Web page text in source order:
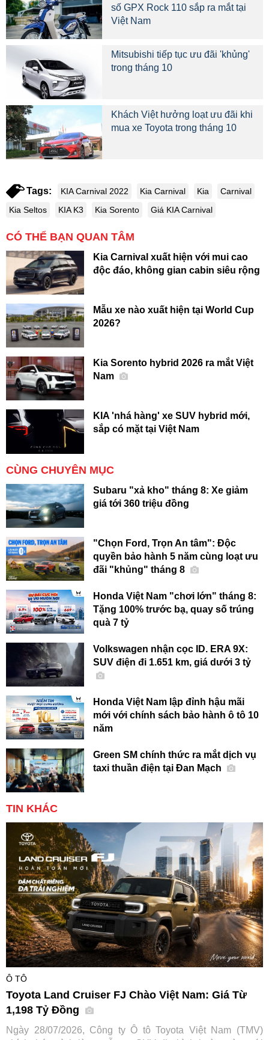
số GPX Rock 110 sắp ra mắt tại
Việt Nam
Mitsubishi tiếp tục ưu đãi 'khủng'
trong tháng 10
Khách Việt hưởng loạt ưu đãi khi
mua xe Toyota trong tháng 10
Tags: KIA Carnival 2022 Kia Carnival Kia
Carnival
Kia Seltos
KIA K3 Kia Sorento Giá KIA Carnival
CÓ THỂ BẠN QUAN TÂM
Kia Carnival xuất hiện với mui cao
độc đáo, không gian cabin siêu rộng
Mẫu xe nào xuất hiện tại World Cup
2026?
Kia Sorento hybrid 2026 ra mắt Việt
Nam
KIA 'nhá hàng' xe SUV hybrid mới,
sắp có mặt tại Việt Nam
CÙNG CHUYÊN MỤC
Subaru "xả kho" tháng 8: Xe giảm
giá tới 360 triệu đồng
"Chọn Ford, Trọn An tâm": Độc
quyền bảo hành 5 năm cùng loạt ưu
đãi "khủng" tháng 8
Honda Việt Nam "chơi lớn" tháng 8:
Tặng 100% trước bạ, quay số trúng
quà 7 tỷ
Volkswagen nhận cọc ID. ERA 9X:
SUV điện đi 1.651 km, giá dưới 3 tỷ
Honda Việt Nam lập đỉnh hậu mãi
mới với chính sách bảo hành ô tô 10
năm
Green SM chính thức ra mắt dịch vụ
taxi thuần điện tại Đan Mạch
TIN KHÁC
Ô TÔ
Toyota Land Cruiser FJ Chào Việt Nam: Giá Từ
1,198 Tỷ Đồng
Ngày 28/07/2026, Công ty Ô tô Toyota Việt Nam (TMV)